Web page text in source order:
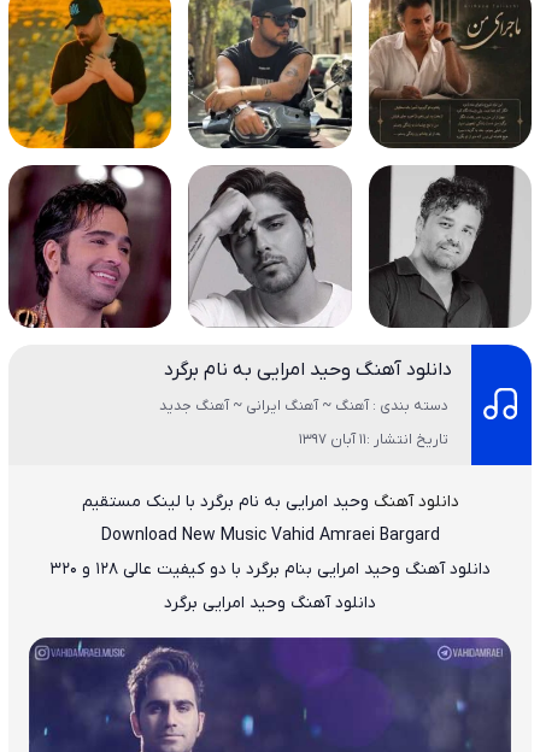
دانلود آهنگ وحید امرایی به نام برگرد
دسته بندی : آهنگ ~ آهنگ ایرانی ~ آهنگ جدید
تاریخ انتشار :11 آبان 1397
دانلود آهنگ وحید امرایی به نام برگرد با لینک مستقیم
Download New Music Vahid Amraei Bargard
دانلود آهنگ وحید امرایی بنام برگرد با دو کیفیت عالی ۱۲۸ و ۳۲۰
دانلود آهنگ وحید امرایی برگرد